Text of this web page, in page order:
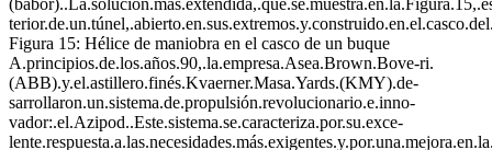
Figura 15: Hélice de maniobra en el casco de un buque
A.principios.de.los.años.90,.la.empresa.Asea.Brown.Bove-ri.
(ABB).y.el.astillero.finés.Kvaerner.Masa.Yards.(KMY).de-
sarrollaron.un.sistema.de.propulsión.revolucionario.e.inno-
vador:.el.Azipod..Este.sistema.se.caracteriza.por.su.exce-